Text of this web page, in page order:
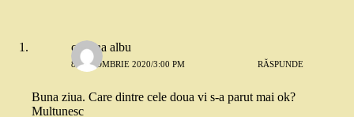
cristina albu
8 OCTOMBRIE 2020/3:00 PM RĂSPUNDE
Buna ziua. Care dintre cele doua vi s-a parut mai ok?
Multunesc